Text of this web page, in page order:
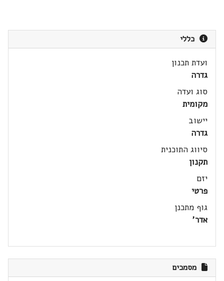
כללי
ועדת תכנון
גדרה
סוג ועדה
מקומית
יישוב
גדרה
סיווג התוכנית
תקנון
יזם
פרטי
גוף מתכנן
אדר'
מסמכים